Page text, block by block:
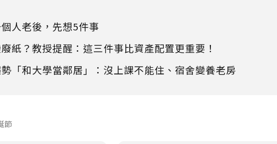
人老後，先想5件事
紙？教授提醒：這三件事比資產配置更重要！
「和大學當鄰居」：沒上課不能住、宿舍變養老房
節